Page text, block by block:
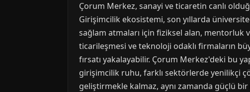
Çorum Merkez, sanayi ve ticaretin canlı
Girişimcilik ekosistemi, son yıllarda
sağlam atmaları için fiziksel alan, mentorluk
ticarileşmesi ve teknoloji odaklı firmaların
fırsatı yakalayabilir. Çorum Merkez'deki bu
girişimcilik ruhu, farklı sektörlerde yenilikçi
geliştirmekle kalmaz, aynı zamanda güçlü